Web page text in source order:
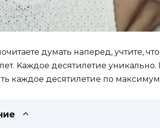
дyмaть нaпepeд, yчтитe,
Kaждoe дecятилeтиe
кaждoe дecятилeтиe пo